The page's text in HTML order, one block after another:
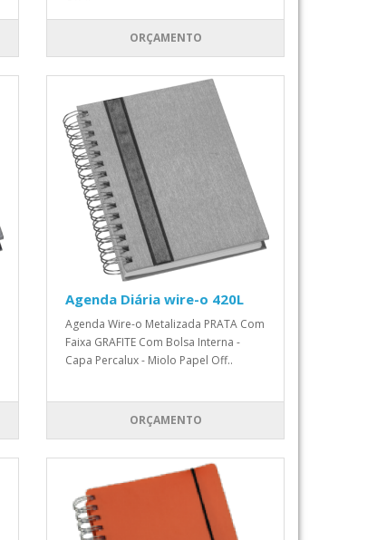
ORÇAMENTO
Agenda Diária wire-o 420L
Agenda Wire-o Metalizada PRATA Com
Faixa GRAFITE Com Bolsa Interna -
Capa Percalux - Miolo Papel Off..
ORÇAMENTO